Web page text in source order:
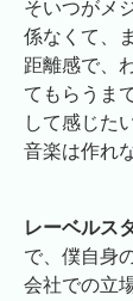
そいつがメ
係なくて、
距離感で、
てもらうま
して感じた
音楽は作れ
レーベルス
で、僕自身
会社での立